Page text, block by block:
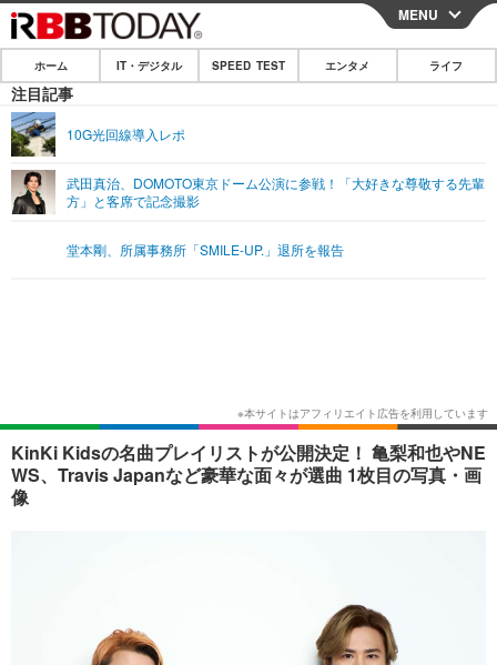
CLOSE
ホーム
IT・デジタル
ネタ
ショッピング
SPEED TEST
エンタメ
エンタメTOP 映画・ドラマ
ショッピング その他
MENU
ホーム IT・デジタル SPEED TEST エンタメ ライフ
注目記事
10G光回線導入レポ
武田真治、DOMOTO東京ドーム公演に参戦！「大好きな尊敬する先輩
方」と客席で記念撮影
堂本剛、所属事務所「SMILE-UP.」退所を報告
KinKi Kidsの名曲プレイリストが公開決定！ 亀梨和也やNE
WS、Travis Japanなど豪華な面々が選曲 1枚目の写真・画
像